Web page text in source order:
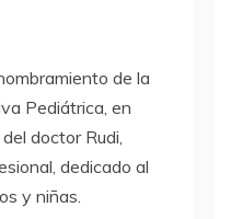
de la
Pediátrica, en
doctor Rudi,
dedicado al
y niñas.